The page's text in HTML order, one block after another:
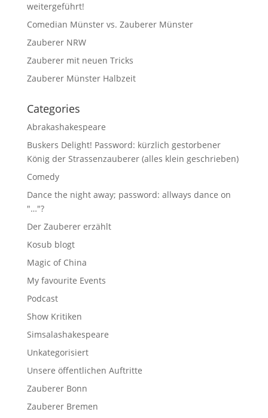
weitergeführt!
Comedian Münster vs. Zauberer Münster
Zauberer NRW
Zauberer mit neuen Tricks
Zauberer Münster Halbzeit
Categories
Abrakashakespeare
Buskers Delight! Password: kürzlich gestorbener
König der Strassenzauberer (alles klein geschrieben)
Comedy
Dance the night away; password: allways dance on
"…"?
Der Zauberer erzählt
Kosub blogt
Magic of China
My favourite Events
Podcast
Show Kritiken
Simsalashakespeare
Unkategorisiert
Unsere öffentlichen Auftritte
Zauberer Bonn
Zauberer Bremen